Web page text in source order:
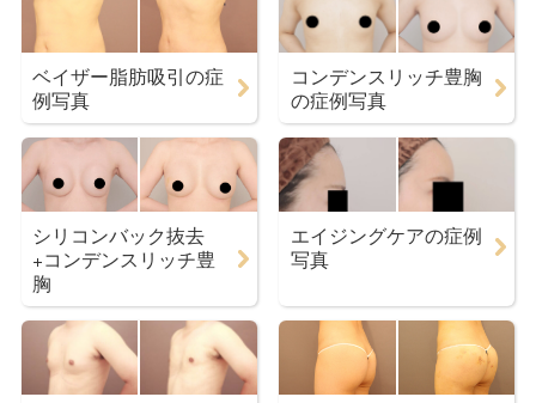
ベイザー脂肪吸引の症
例写真
コンデンスリッチ豊胸
の症例写真
シリコンバック抜去
+コンデンスリッチ豊
胸
エイジングケアの症例
写真